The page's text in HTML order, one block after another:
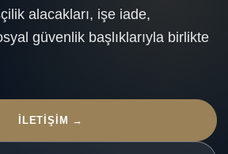
alacakları, işe iade,
güvenlik başlıklarıyla birlikte
İLETIŞIM →